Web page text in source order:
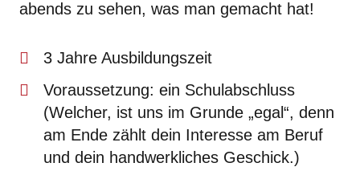
abends zu sehen, was man gemacht hat!
3 Jahre Ausbildungszeit
Voraussetzung: ein Schulabschluss
(Welcher, ist uns im Grunde „egal“, denn
am Ende zählt dein Interesse am Beruf
und dein handwerkliches Geschick.)